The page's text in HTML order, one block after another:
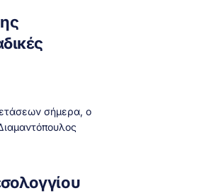
σήμερα, ο